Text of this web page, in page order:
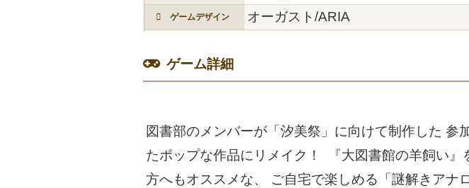
ゲームデザイン オーガスト/ARIA
ゲーム詳細
図書部のメンバーが「汐美祭」に向けて制作した 参
たポップな作品にリメイク！ 『大図書館の羊飼い
方へもオススメな、 ご自宅で楽しめる「謎解きアナ